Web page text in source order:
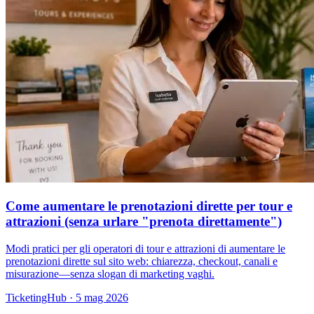
Come aumentare le prenotazioni dirette per tour e
attrazioni (senza urlare "prenota direttamente")
Modi pratici per gli operatori di tour e attrazioni di aumentare le
prenotazioni dirette sul sito web: chiarezza, checkout, canali e
misurazione—senza slogan di marketing vaghi.
TicketingHub · 5 mag 2026